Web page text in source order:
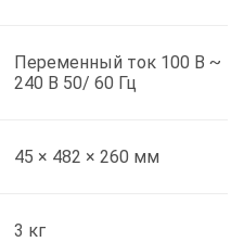
Переменный ток 100 В ~
240 В 50/ 60 Гц
45 × 482 × 260 мм
3 кг